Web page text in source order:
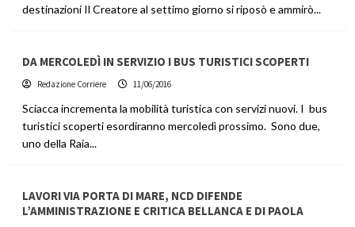
destinazioni Il Creatore al settimo giorno si riposò e ammirò...
DA MERCOLEDÌ IN SERVIZIO I BUS TURISTICI SCOPERTI
Redazione Corriere 11/06/2016
Sciacca incrementa la mobilità turistica con servizi nuovi. I bus
turistici scoperti esordiranno mercoledì prossimo. Sono due,
uno della Raia...
LAVORI VIA PORTA DI MARE, NCD DIFENDE
L’AMMINISTRAZIONE E CRITICA BELLANCA E DI PAOLA